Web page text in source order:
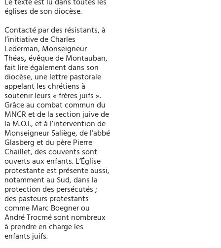
Le texte est lu dans toutes les
églises de son diocèse.
Contacté par des résistants, à
l’initiative de Charles
Lederman, Monseigneur
Théas,évêque de Montauban,
fait lire également dans son
diocèse, une lettre pastorale
appelant les chrétiens à
soutenir leurs « frères juifs ».
Grâce au combat commun du
MNCR et de la section juive de
la M.O.I., et à l’intervention de
Monseigneur Saliège, de l’abbé
Glasberg et du père Pierre
Chaillet, des couvents sont
ouverts aux enfants. L’Église
protestante est présente aussi,
notamment au Sud, dans la
protection des persécutés ;
des pasteurs protestants
comme Marc Boegner ou
André Trocmé sont nombreux
à prendre en charge les
enfants juifs.